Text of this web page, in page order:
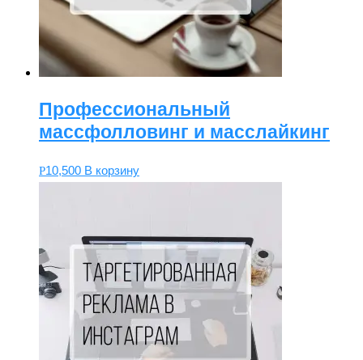
Профессиональный
массфолловинг и масслайкинг
Р10,500 В корзину